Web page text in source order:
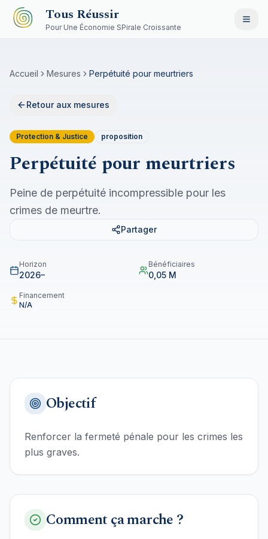
Aller au contenu principal
Tous Réussir
Pour Une Économie SPirale Croissante
Accueil Mesures Perpétuité pour meurtriers
Retour aux mesures
Protection & Justice proposition
Perpétuité pour meurtriers
Peine de perpétuité incompressible pour les
crimes de meurtre.
Partager
Horizon
2026–
Bénéficiaires
0,05 M
Financement
N/A
Objectif
Renforcer la fermeté pénale pour les crimes les
plus graves.
Comment ça marche ?